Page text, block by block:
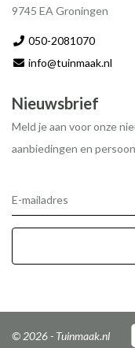
9745 EA Groningen
050-2081070
info@tuinmaak.nl
Nieuwsbrief
Meld je aan voor onze
aanbiedingen en
E-mailadres
© 2026 - Tuinmaak.nl